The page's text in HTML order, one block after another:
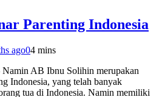
Parenting Indonesia
ago04 mins
AB Ibnu Solihin merupakan
Indonesia, yang telah banyak
tua di Indonesia. Namin memiliki